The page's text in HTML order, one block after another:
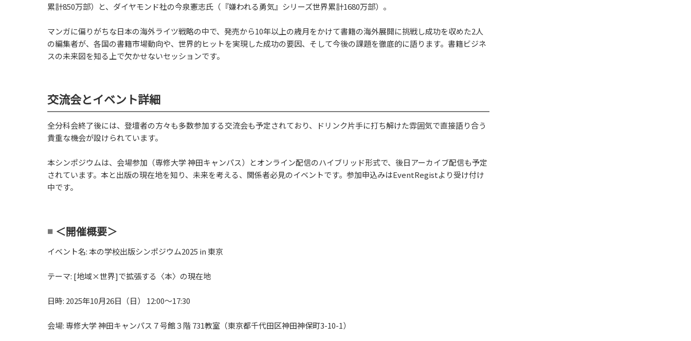
累計850万部）と、ダイヤモンド社の今泉憲志氏（『嫌われる勇気』シリーズ世界累計1680万部）。
マンガに偏りがちな日本の海外ライツ戦略の中で、発売から10年以上の歳月をかけて書籍の海外展開に挑戦し成功を収めた2人
の編集者が、各国の書籍市場動向や、世界的ヒットを実現した成功の要因、そして今後の課題を徹底的に語ります。書籍ビジネ
スの未来図を知る上で欠かせないセッションです。
交流会とイベント詳細
全分科会終了後には、登壇者の方々も多数参加する交流会も予定されており、ドリンク片手に打ち解けた雰囲気で直接語り合う
貴重な機会が設けられています。
本シンポジウムは、会場参加（専修大学 神田キャンパス）とオンライン配信のハイブリッド形式で、後日アーカイブ配信も予定
されています。本と出版の現在地を知り、未来を考える、関係者必見のイベントです。参加申込みはEventRegistより受け付け
中です。
■ ＜開催概要＞
イベント名: 本の学校出版シンポジウム2025 in 東京
テーマ: [地域×世界]で拡張する〈本〉の現在地
日時: 2025年10月26日（日） 12:00～17:30
会場: 専修大学 神田キャンパス７号館３階 731教室（東京都千代田区神田神保町3-10-1）